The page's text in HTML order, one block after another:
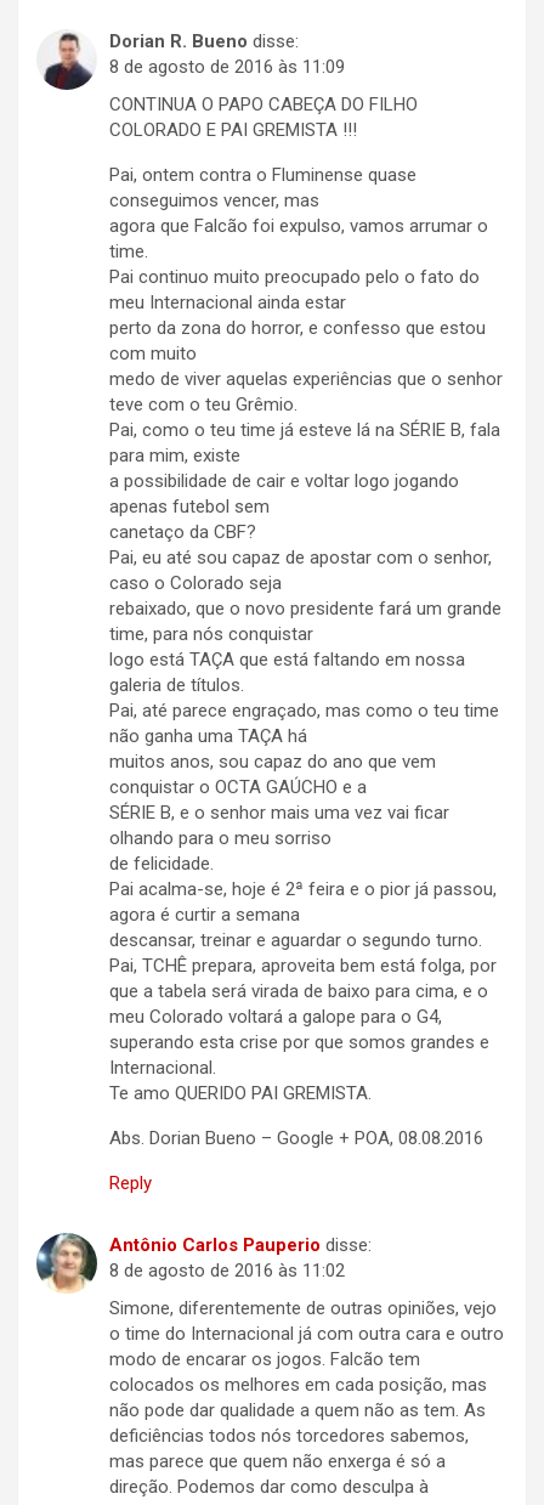
Dorian R. Bueno disse:
8 de agosto de 2016 às 11:09
CONTINUA O PAPO CABEÇA DO FILHO
COLORADO E PAI GREMISTA !!!
Pai, ontem contra o Fluminense quase
conseguimos vencer, mas
agora que Falcão foi expulso, vamos arrumar o
time.
Pai continuo muito preocupado pelo o fato do
meu Internacional ainda estar
perto da zona do horror, e confesso que estou
com muito
medo de viver aquelas experiências que o senhor
teve com o teu Grêmio.
Pai, como o teu time já esteve lá na SÉRIE B, fala
para mim, existe
a possibilidade de cair e voltar logo jogando
apenas futebol sem
canetaço da CBF?
Pai, eu até sou capaz de apostar com o senhor,
caso o Colorado seja
rebaixado, que o novo presidente fará um grande
time, para nós conquistar
logo está TAÇA que está faltando em nossa
galeria de títulos.
Pai, até parece engraçado, mas como o teu time
não ganha uma TAÇA há
muitos anos, sou capaz do ano que vem
conquistar o OCTA GAÚCHO e a
SÉRIE B, e o senhor mais uma vez vai ficar
olhando para o meu sorriso
de felicidade.
Pai acalma-se, hoje é 2ª feira e o pior já passou,
agora é curtir a semana
descansar, treinar e aguardar o segundo turno.
Pai, TCHÊ prepara, aproveita bem está folga, por
que a tabela será virada de baixo para cima, e o
meu Colorado voltará a galope para o G4,
superando esta crise por que somos grandes e
Internacional.
Te amo QUERIDO PAI GREMISTA.
Abs. Dorian Bueno – Google + POA, 08.08.2016
Reply
Antônio Carlos Pauperio disse:
8 de agosto de 2016 às 11:02
Simone, diferentemente de outras opiniões, vejo
o time do Internacional já com outra cara e outro
modo de encarar os jogos. Falcão tem
colocados os melhores em cada posição, mas
não pode dar qualidade a quem não as tem. As
deficiências todos nós torcedores sabemos,
mas parece que quem não enxerga é só a
direção. Podemos dar como desculpa à